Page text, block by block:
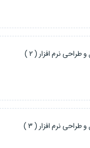
طراحی نرم افزار ( 2 )
طراحی نرم افزار ( 3 )